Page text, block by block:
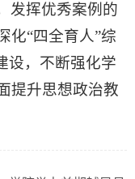
发挥优秀案例的
化“四全育人”综
设，不断强化学
提升思想政治教